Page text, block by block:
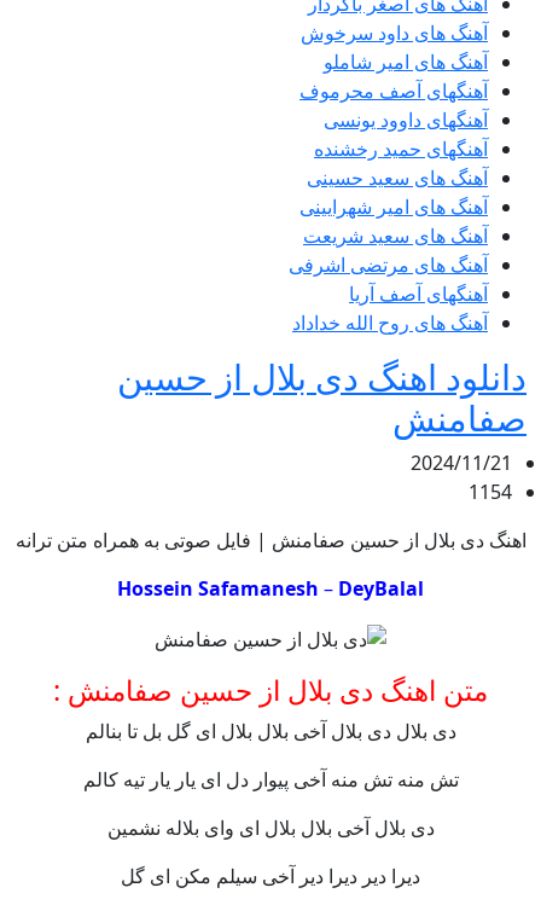
آهنگ های داود سرخوش
آهنگ های امیر شاملو
آهنگهای آصف محرموف
آهنگهای داوود یونسی
آهنگهای حمید رخشنده
آهنگ های سعید حسینی
آهنگ های امیر شهرایینی
آهنگ های سعید شریعت
آهنگ های مرتضی اشرفی
آهنگهای آصف آریا
آهنگ های روح الله خداداد
دانلود اهنگ دی بلال از حسین
صفامنش
2024/11/21
1154
اهنگ دی بلال از حسین صفامنش | فایل صوتی به همراه متن ترانه
Hossein Safamanesh – DeyBalal
متن اهنگ دی بلال از حسین صفامنش :
دی بلال دی بلال آخی بلال بلال ای گل بل تا بنالم
تش منه تش منه آخی پیوار دل ای یار یار تیه کالم
دی بلال آخی بلال بلال ای وای بلاله نشمین
دیرا دیر دیرا دیر آخی سیلم مکن ای گل